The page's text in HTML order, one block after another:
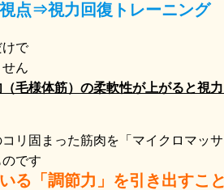
視点⇒視力回復トレーニング
で
ん
毛様体筋）の柔軟性が上がると視
リ固まった筋肉を「マイクロマッ
です
る「調節力」を引き出すこ